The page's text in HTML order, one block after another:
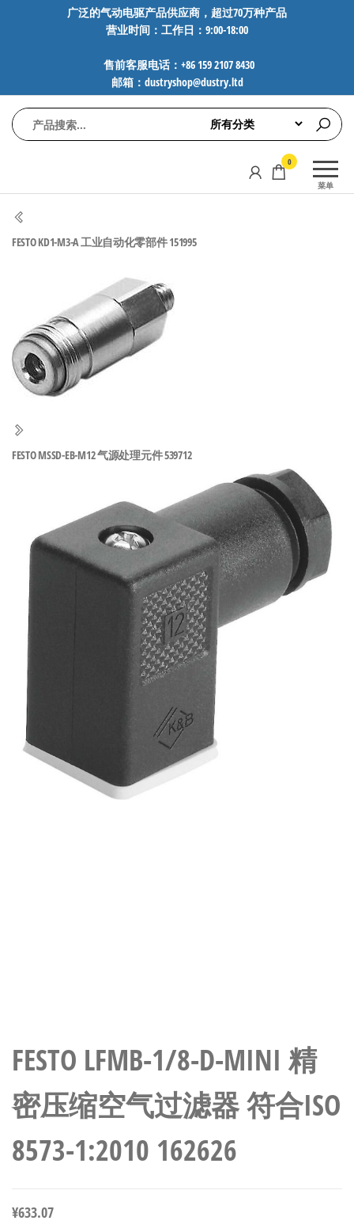
广泛的气动电驱产品供应商，超过70万种产品
营业时间：工作日：9:00-18:00
售前客服电话：+86 159 2107 8430
邮箱：dustryshop@dustry.ltd
动
电
驱
工
术-
广
泛
的
业
自
部
件
供
应
商-
达
斯
奇
自
动
化
FESTO、
NORGREN、
品牌气动
化零部
件，正品
保障，全
国快速发
货。
菜单
0
FESTO KD1-M3-A 工业自动化零部件 151995
FESTO MSSD-EB-M12 气源处理元件 539712
FESTO LFMB-1/8-D-MINI 精
密压缩空气过滤器 符合ISO
8573-1:2010 162626
¥633.07